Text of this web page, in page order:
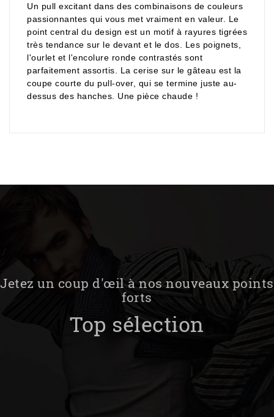
Un pull excitant dans des combinaisons de couleurs
passionnantes qui vous met vraiment en valeur. Le
point central du design est un motif à rayures tigrées
très tendance sur le devant et le dos. Les poignets,
l'ourlet et l'encolure ronde contrastés sont
parfaitement assortis. La cerise sur le gâteau est la
coupe courte du pull-over, qui se termine juste au-
dessus des hanches. Une pièce chaude !
Jetez un coup d'œil à nos nouveaux points
forts
Top sélection